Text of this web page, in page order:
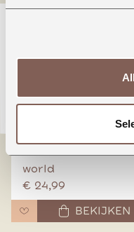
Animals around
world
€ 24,99
BEKIJKEN